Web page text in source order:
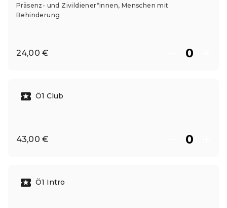
Präsenz- und Zivildiener*innen, Menschen mit
Behinderung
24,00 €
Ö1 Club
43,00 €
Ö1 Intro